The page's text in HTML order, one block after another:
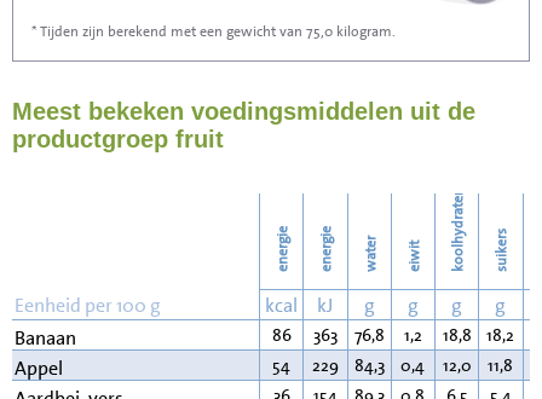
Stofzuigen
Strijken 19
22
* Tijden zijn berekend met een gewicht van 75,0 kilogram.
Meest bekeken voedingsmiddelen uit de
productgroep fruit
energie energie water eiwit koolhydraten suikers
Eenheid per 100 g kcal kJ g g g g
Banaan
86 363 76,8 1,2 18,8 18,2
Appel 54 229 84,3 0,4 12,0 11,8